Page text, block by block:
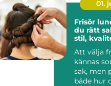
01.
Frisör lund så
du rätt
stil,
Att välja
kännas
sak, men
både hur